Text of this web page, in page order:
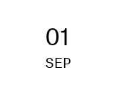
01
SEP